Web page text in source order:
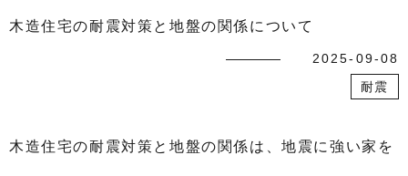
木造住宅の耐震対策と地盤の関係について
2025-09-08
耐震
木造住宅の耐震対策と地盤の関係は、地震に強い家を